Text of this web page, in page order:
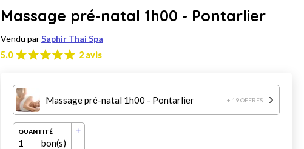
Massage pré-natal 1h00 - Pontarlier
Vendu parSaphir Thai Spa
5.0
2 avis
Massage pré-natal 1h00 - Pontarlier + 19 OFFRES
QUANTITÉ
1 bon(s)